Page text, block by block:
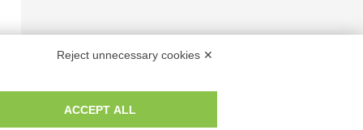
Reject unnecessary cookies ✕
ACCEPT ALL